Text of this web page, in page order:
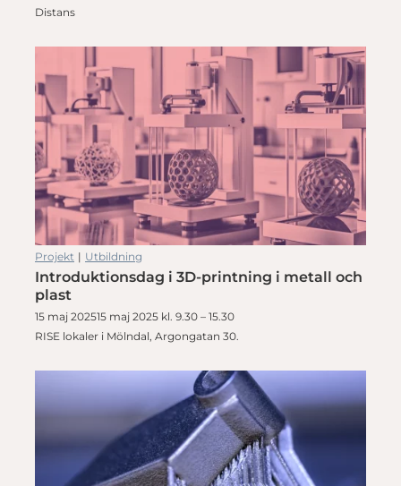
Distans
Projekt | Utbildning
Introduktionsdag i 3D-printning i metall och
plast
15 maj 202515 maj 2025 kl. 9.30 – 15.30
RISE lokaler i Mölndal, Argongatan 30.